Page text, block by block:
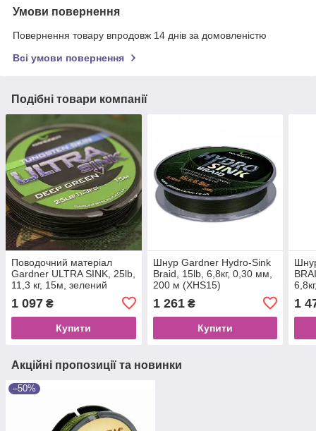
Умови повернення
Повернення товару впродовж 14 днів за домовленістю
Всі умови повернення
Подібні товари компанії
Поводочний матеріал
Gardner ULTRA SINK, 25lb,
11,3 кг, 15м, зелений
1 097 ₴
Купити
Шнур Gardner Hydro-Sink
Braid, 15lb, 6,8кг, 0,30 мм,
200 м (XHS15)
1 261₴
Купити
1
Акційні пропозиції та новинки
–50%